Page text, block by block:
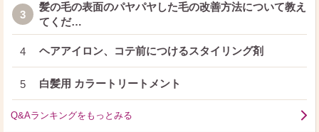
3
髪の毛の表面のパヤパヤした毛の改善方法について教え
てくだ…
4 ヘアアイロン、コテ前につけるスタイリング剤
5 白髪用 カラートリートメント
Q&Aランキングをもっとみる